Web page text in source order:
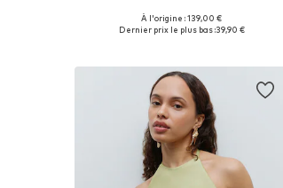
Tailles disponibles: XS, S, M, L
À l'origine : 139,00 €
Dernier prix le plus bas :39,90 €